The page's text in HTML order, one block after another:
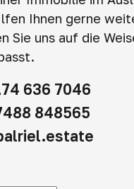
Ihnen gerne
Sie uns auf die
636 7046
848565